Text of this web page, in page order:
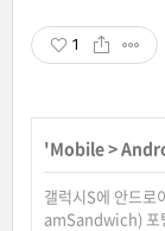
1
'Mobile>
갤럭시S에 안드
amSandwich)